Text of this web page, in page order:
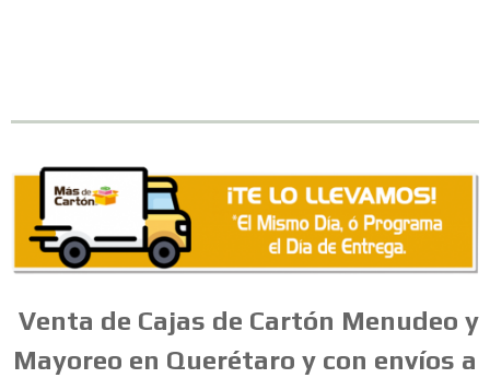
Venta de Cajas de Cartón Menudeo y
Mayoreo en Querétaro y con envíos a